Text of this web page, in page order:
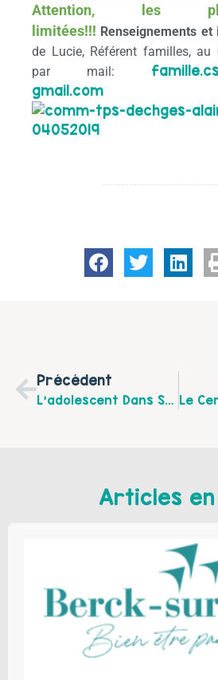
Attention, les
limitées!!! Renseignements et
de Lucie, Référent familles, au
par mail:
gmail.com
Précédent
L’adolescent Dans Sa Famille Recomposée : Un Temps D’échange Organisé Le 26 Avril 2019 Par La Maison Des Ados
Articles en